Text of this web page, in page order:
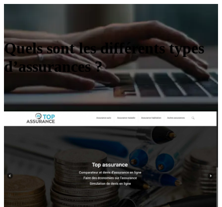
Quels sont les différents types
d’assurances ?